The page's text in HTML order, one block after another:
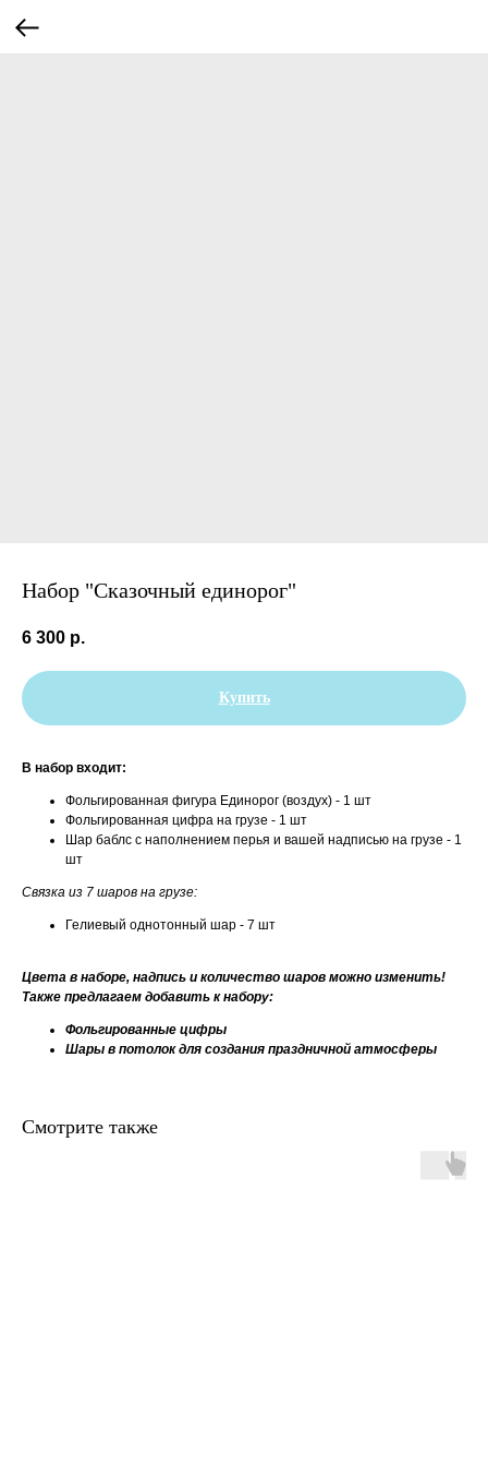
Набор "Сказочный единорог"
6 300 р.
Купить
В набор входит:
Фольгированная фигура Единорог (воздух) - 1 шт
Фольгированная цифра на грузе - 1 шт
Шар баблс с наполнением перья и вашей надписью на грузе - 1
шт
Связка из 7 шаров на грузе:
Гелиевый однотонный шар - 7 шт
Цвета в наборе, надпись и количество шаров можно изменить!
Также предлагаем добавить к набору:
Фольгированные цифры
Шары в потолок для создания праздничной атмосферы
Смотрите также